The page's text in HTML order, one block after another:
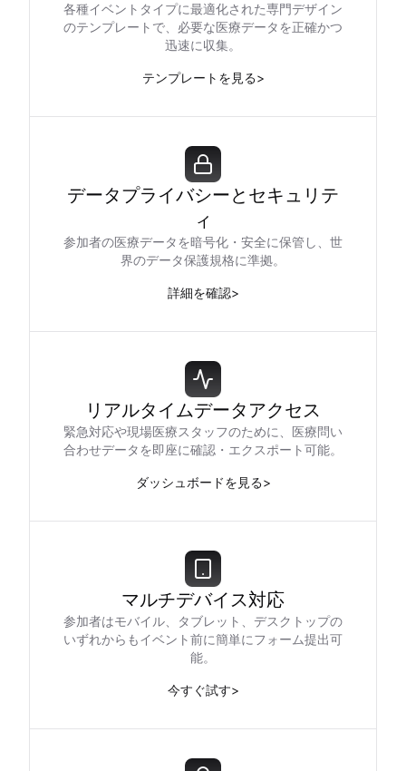
各種イベントタイプに最適化された専門デザイン
のテンプレートで、必要な医療データを正確かつ
迅速に収集。
テンプレートを見る>
データプライバシーとセキュリテ
ィ
参加者の医療データを暗号化・安全に保管し、世
界のデータ保護規格に準拠。
詳細を確認>
リアルタイムデータアクセス
緊急対応や現場医療スタッフのために、医療問い
合わせデータを即座に確認・エクスポート可能。
ダッシュボードを見る>
マルチデバイス対応
参加者はモバイル、タブレット、デスクトップの
いずれからもイベント前に簡単にフォーム提出可
能。
今すぐ試す>